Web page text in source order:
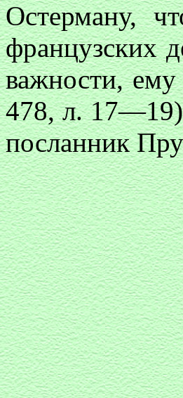
Остерману,
французских
важности,
478, л.
посланник